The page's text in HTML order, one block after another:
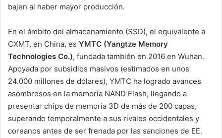
bajen al haber mayor producción.
En el ámbito del almacenamiento (SSD), el equivalente a
CXMT, en China, es YMTC (Yangtze Memory
Technologies Co.), fundada también en 2016 en Wuhan.
Apoyada por subsidios masivos (estimados en unos
24.000 millones de dólares), YMTC ha logrado avances
asombrosos en la memoria NAND Flash, llegando a
presentar chips de memoria 3D de más de 200 capas,
superando temporalmente a sus rivales occidentales y
coreanos antes de ser frenada por las sanciones de EE.